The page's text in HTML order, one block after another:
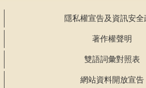
隱私權宣告及資訊安全
著作權聲明
雙語詞彙對照表
網站資料開放宣告